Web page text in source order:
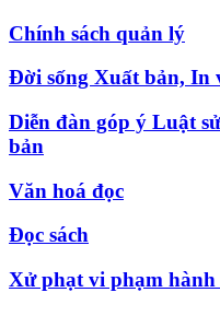
Chính sách quản lý
Đời sống Xuất bản, In
Diễn đàn góp ý Luật
bản
Văn hoá đọc
Đọc sách
Xử phạt vi phạm hành